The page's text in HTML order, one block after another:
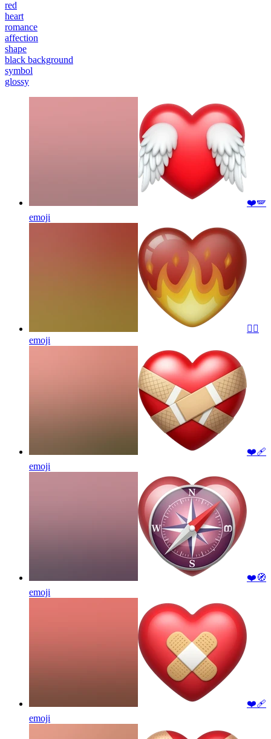
red
heart
romance
affection
shape
black background
symbol
glossy
❤️🪽
emoji
❤️‍🔥
emoji
❤️‍🩹
emoji
❤️🧭
emoji
❤️‍🩹
emoji